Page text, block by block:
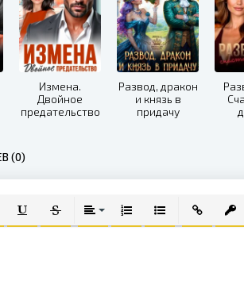
Измена.
Двойное
предательство
Развод, дракон
и князь в
придачу
(0)
ПОДЧЕРКНУТЫЙ
ЗАЧЕРКНУТЫЙВЫРАВНИВАНИЕ
НУМЕРОВАННЫЙ